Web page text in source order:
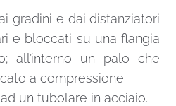
gradini e dai distanziatori
e bloccati su una flangia
all’interno un palo che
a compressione.
un tubolare in acciaio.